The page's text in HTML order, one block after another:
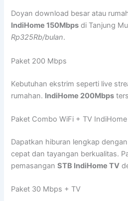
Doyan download besar atau
IndiHome 150Mbps di Tanjung
Rp325Rb/bulan.
Paket 200 Mbps
Kebutuhan ekstrim seperti live
rumahan. IndiHome 200Mbps
Paket Combo WiFi + TV
Dapatkan hiburan lengkap
cepat dan tayangan berkualitas.
pemasanganSTB IndiHome TV
Paket 30 Mbps + TV